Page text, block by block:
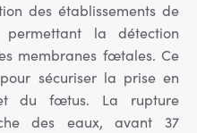
des établissements de
la détection
membranes fœtales. Ce
sécuriser la prise en
du fœtus. La rupture
des eaux, avant 37